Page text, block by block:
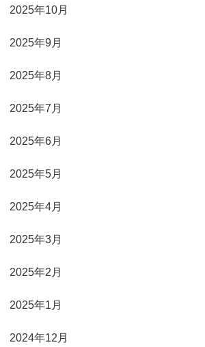
2025年10月
2025年9月
2025年8月
2025年7月
2025年6月
2025年5月
2025年4月
2025年3月
2025年2月
2025年1月
2024年12月